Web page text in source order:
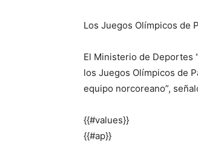
Los Juegos Olímpicos de
El Ministerio de Deportes
los Juegos Olímpicos de
equipo norcoreano”,
{{#values}}
{{#ap}}